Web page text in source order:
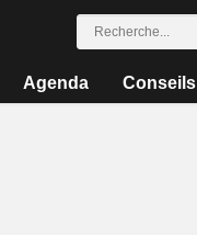
Agenda Conseils